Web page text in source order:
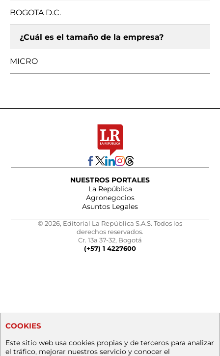
BOGOTA D.C.
¿Cuál es el tamaño de la empresa?
MICRO
NUESTROS PORTALES
La República
Agronegocios
Asuntos Legales
© 2026, Editorial La República S.A.S. Todos los
derechos reservados.
Cr. 13a 37-32, Bogotá
(+57) 1 4227600
COOKIES
Este sitio web usa cookies propias y de terceros para analizar
el tráfico, mejorar nuestros servicio y conocer el